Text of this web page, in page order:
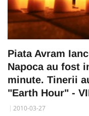
Piata Avram
Napoca au fost
minute. Tinerii
"Earth Hour" -
2010-03-27